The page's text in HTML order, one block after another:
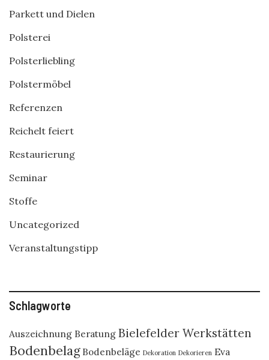
Parkett und Dielen
Polsterei
Polsterliebling
Polstermöbel
Referenzen
Reichelt feiert
Restaurierung
Seminar
Stoffe
Uncategorized
Veranstaltungstipp
Schlagworte
Auszeichnung Beratung Bielefelder Werkstätten
Bodenbelag Bodenbeläge Dekoration Dekorieren Eva